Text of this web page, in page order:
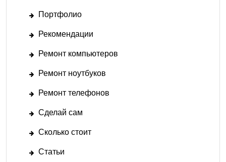
Портфолио
Рекомендации
Ремонт компьютеров
Ремонт ноутбуков
Ремонт телефонов
Сделай сам
Сколько стоит
Статьи